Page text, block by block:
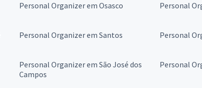
Personal Organizer em Osasco Personal
Personal Organizer em Santos Personal
Personal Organizer em São José dos
Campos
Personal